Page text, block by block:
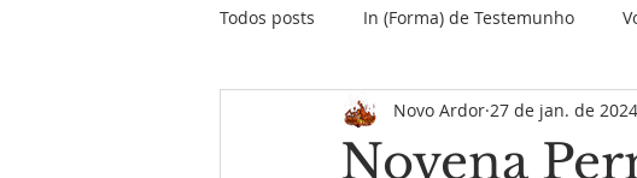
Todos posts In (Forma) de Testemunho
O papo do Papa Encontros & Retiros
Novena
Novo Ardor 27 de jan. de 2024